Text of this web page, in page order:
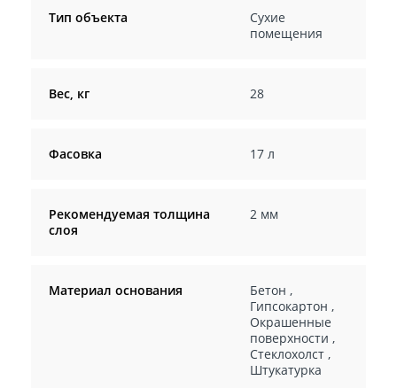
Тип объекта
Сухие
помещения
Вес, кг 28
Фасовка 17 л
Рекомендуемая толщина
слоя
2 мм
Материал основания Бетон ,
Гипсокартон ,
Окрашенные
поверхности ,
Стеклохолст,
Штукатурка